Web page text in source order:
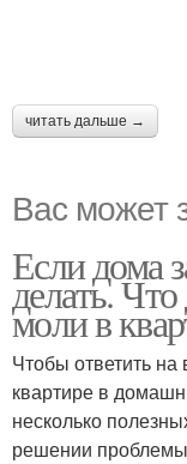
читать дальше →
Вас может
Если дома
делать.
моли в
Чтобы ответить
квартире в
несколько
решении